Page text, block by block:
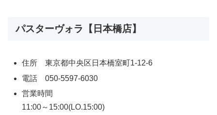
パスターヴォラ【日本橋店】
住所 東京都中央区日本橋室町1-12-6
電話 050-5597-6030
営業時間
11:00～15:00(LO.15:00)